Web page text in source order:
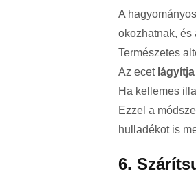
A
okozhatnak, és
Természetes
Az ecet
Ha kellemes
Ezzel a
hulladékot is
6.